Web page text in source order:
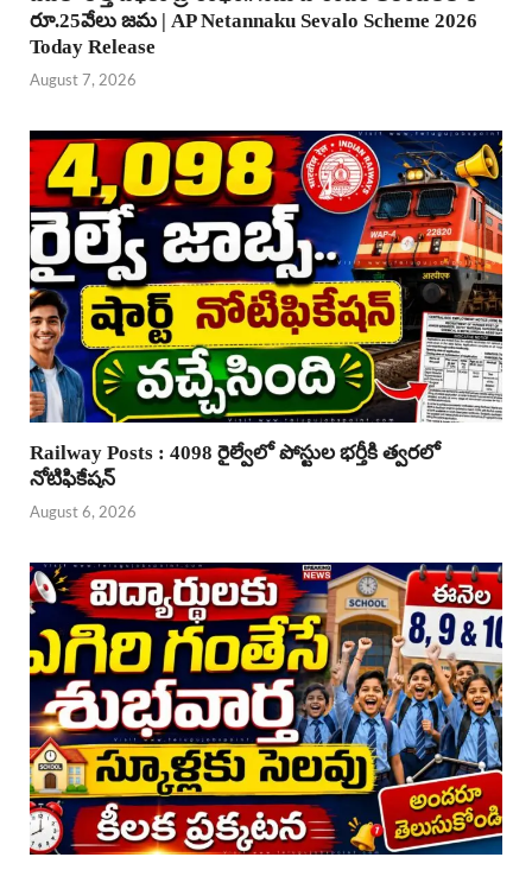
రూ.25వేలు జమ | AP Netannaku Sevalo Scheme 2026
Today Release
August 7, 2026
Railway Posts : 4098 రైల్వేలో పోస్టుల భర్తీకి త్వరలో
నోటిఫికేషన్
August 6, 2026